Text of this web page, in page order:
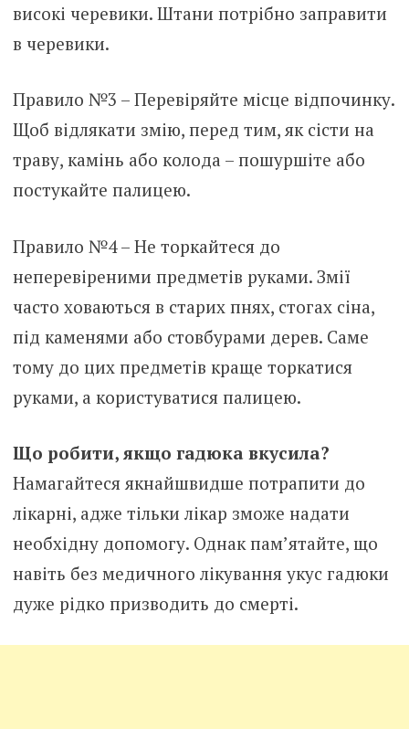
високі черевики. Штани потрібно заправити
в черевики.
Правило №3 – Перевіряйте місце відпочинку.
Щоб відлякати змію, перед тим, як сісти на
траву, камінь або колода – пошуршіте або
постукайте палицею.
Правило №4 – Не торкайтеся до
неперевіреними предметів руками. Змії
часто ховаються в старих пнях, стогах сіна,
під каменями або стовбурами дерев. Саме
тому до цих предметів краще торкатися
руками, а користуватися палицею.
Що робити, якщо гадюка вкусила?
Намагайтеся якнайшвидше потрапити до
лікарні, адже тільки лікар зможе надати
необхідну допомогу. Однак пам’ятайте, що
навіть без медичного лікування укус гадюки
дуже рідко призводить до смерті.